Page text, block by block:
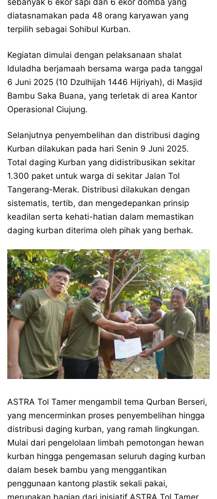
sebanyak 6 ekor sapi dan 6 ekor domba yang
diatasnamakan pada 48 orang karyawan yang
terpilih sebagai Sohibul Kurban.
Kegiatan dimulai dengan pelaksanaan shalat
Iduladha berjamaah bersama warga pada tanggal
6 Juni 2025 (10 Dzulhijah 1446 Hijriyah), di Masjid
Bambu Saka Buana, yang terletak di area Kantor
Operasional Ciujung.
Selanjutnya penyembelihan dan distribusi daging
Kurban dilakukan pada hari Senin 9 Juni 2025.
Total daging Kurban yang didistribusikan sekitar
1.300 paket untuk warga di sekitar Jalan Tol
Tangerang-Merak. Distribusi dilakukan dengan
sistematis, tertib, dan mengedepankan prinsip
keadilan serta kehati-hatian dalam memastikan
daging kurban diterima oleh pihak yang berhak.
ASTRA Tol Tamer mengambil tema Qurban Berseri,
yang mencerminkan proses penyembelihan hingga
distribusi daging kurban, yang ramah lingkungan.
Mulai dari pengelolaan limbah pemotongan hewan
kurban hingga pengemasan seluruh daging kurban
dalam besek bambu yang menggantikan
penggunaan kantong plastik sekali pakai,
merupakan bagian dari inisiatif ASTRA Tol Tamer